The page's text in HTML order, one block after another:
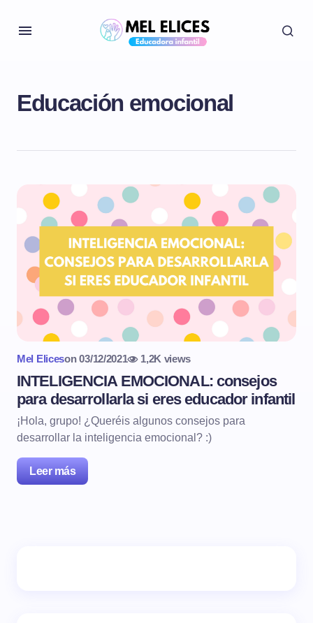
Educación emocional
Mel Eliceson 03/12/2021 1,2K views
INTELIGENCIA EMOCIONAL: consejos
para desarrollarla si eres educador infantil
¡Hola, grupo! ¿Queréis algunos consejos para
desarrollar la inteligencia emocional? :)
Leer más